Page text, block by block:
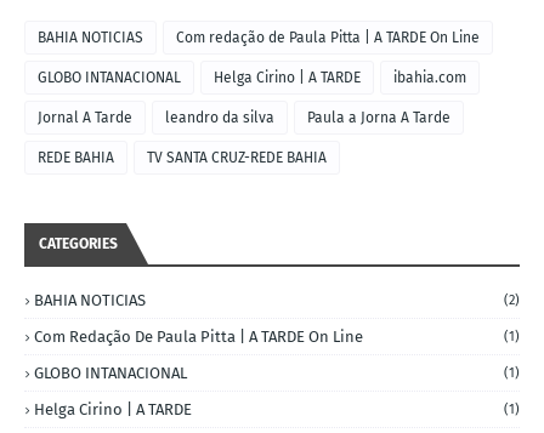
BAHIA NOTICIAS Com redação de Paula Pitta | A TARDE On Line
GLOBO INTANACIONAL Helga Cirino | A TARDE ibahia.com
Jornal A Tarde leandro da silva Paula a Jorna A Tarde
REDE BAHIA TV SANTA CRUZ-REDE BAHIA
CATEGORIES
BAHIA NOTICIAS (2)
Com Redação De Paula Pitta | A TARDE On Line (1)
GLOBO INTANACIONAL (1)
Helga Cirino | A TARDE (1)